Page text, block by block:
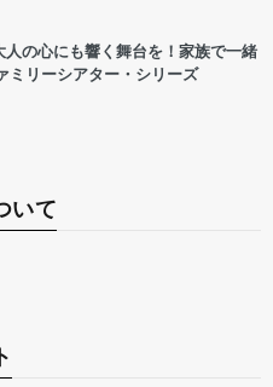
の心にも響く舞台を！家族で一緒
ミリーシアター・シリーズ
いて